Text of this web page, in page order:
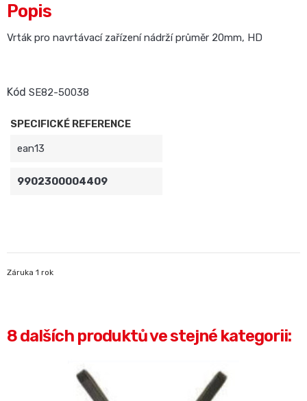
Popis
Vrták pro navrtávací zařízení nádrží průměr 20mm, HD
Kód SE82-50038
SPECIFICKÉ REFERENCE
ean13
9902300004409
Záruka 1 rok
8 dalších produktů ve stejné kategorii: